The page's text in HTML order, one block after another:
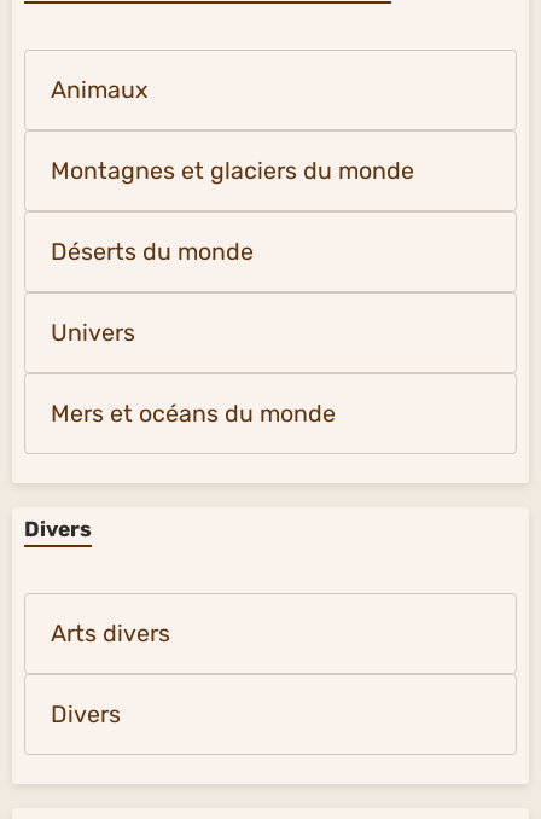
Animaux
Montagnes et glaciers du monde
Déserts du monde
Univers
Mers et océans du monde
Divers
Arts divers
Divers